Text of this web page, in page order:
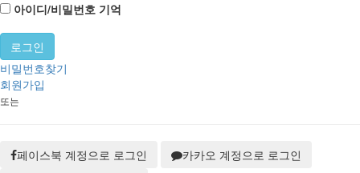
아이디/비밀번호 기억
비밀번호찾기
회원가입
또는
페이스북 계정으로 로그인
카카오 계정으로 로그인